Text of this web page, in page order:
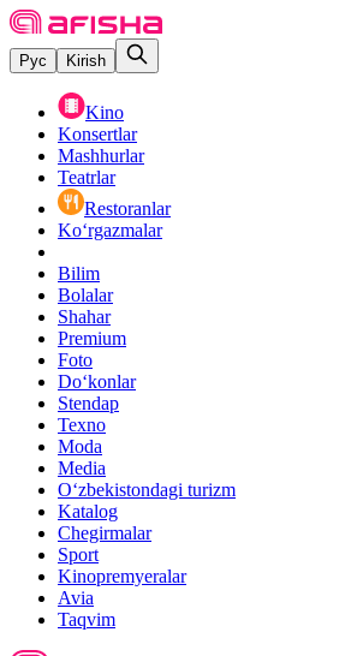
Рус Kirish
Kino
Konsertlar
Mashhurlar
Teatrlar
Restoranlar
Ko‘rgazmalar
Bilim
Bolalar
Shahar
Premium
Foto
Do‘konlar
Stendap
Texno
Moda
Media
O‘zbekistondagi turizm
Katalog
Chegirmalar
Sport
Kinopremyeralar
Avia
Taqvim